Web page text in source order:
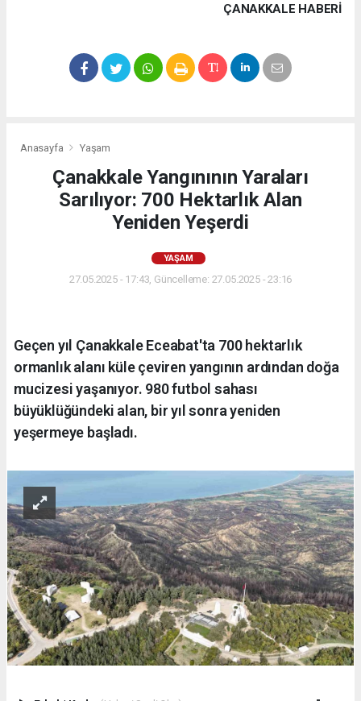
ÇANAKKALE HABERİ
Anasayfa Yaşam
Çanakkale Yangınının Yaraları
Sarılıyor: 700 Hektarlık Alan
Yeniden Yeşerdi
YAŞAM
27.05.2025 - 17:43, Güncelleme: 27.05.2025 - 23:16
Geçen yıl Çanakkale Eceabat'ta 700 hektarlık
ormanlık alanı küle çeviren yangının ardından doğa
mucizesi yaşanıyor. 980 futbol sahası
büyüklüğündeki alan, bir yıl sonra yeniden
yeşermeye başladı.